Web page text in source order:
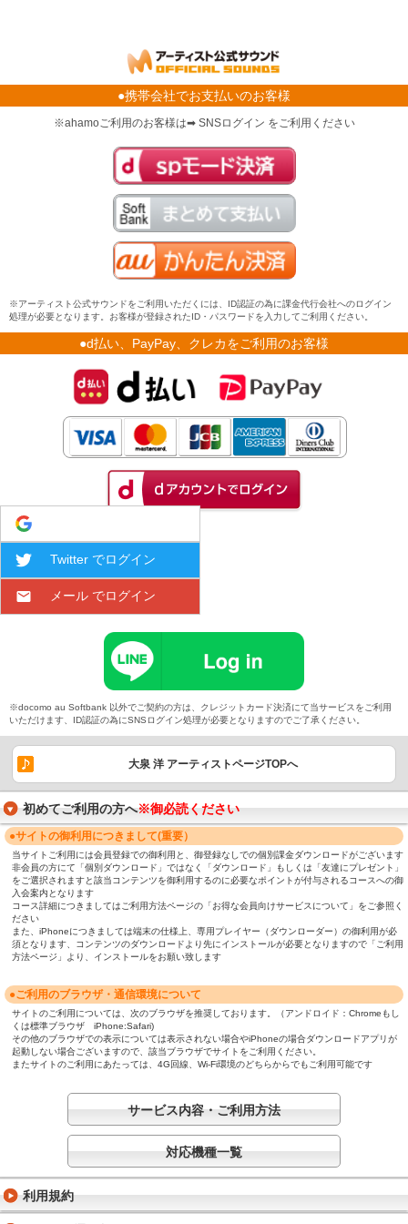
●携帯会社でお支払いのお客様
※ahamoご利用のお客様は➡ SNSログイン をご利用ください
※アーティスト公式サウンドをご利用いただくには、ID認証の為に課金代行会社へのログイン
処理が必要となります。お客様が登録されたID・パスワードを入力してご利用ください。
●d払い、PayPay、クレカをご利用のお客様
Twitter でログイン
メール でログイン
※docomo au Softbank 以外でご契約の方は、クレジットカード決済にて当サービスをご利用
いただけます、ID認証の為にSNSログイン処理が必要となりますのでご了承ください。
大泉 洋 アーティストページTOPへ
初めてご利用の方へ※御必読ください
●サイトの御利用につきまして(重要）
当サイトご利用には会員登録での御利用と、御登録なしでの個別課金ダウンロードがございます
非会員の方にて「個別ダウンロード」ではなく「ダウンロード」もしくは「友達にプレゼント」
をご選択されますと該当コンテンツを御利用するのに必要なポイントが付与されるコースへの御
入会案内となります
コース詳細につきましてはご利用方法ページの「お得な会員向けサービスについて」をご参照く
ださい
また、iPhoneにつきましては端末の仕様上、専用プレイヤー（ダウンローダー）の御利用が必
須となります、コンテンツのダウンロードより先にインストールが必要となりますので「ご利用
方法ページ」より、インストールをお願い致します
●ご利用のブラウザ・通信環境について
サイトのご利用については、次のブラウザを推奨しております。（アンドロイド：Chromeもし
くは標準ブラウザ iPhone:Safari)
その他のブラウザでの表示については表示されない場合やiPhoneの場合ダウンロードアプリが
起動しない場合ございますので、該当ブラウザでサイトをご利用ください。
またサイトのご利用にあたっては、4G回線、Wi-Fi環境のどちらからでもご利用可能です
サービス内容・ご利用方法
対応機種一覧
利用規約